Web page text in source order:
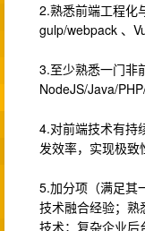
2.熟悉前端工程化
gulp/webpack 、
3.至少熟悉一门非
NodeJS/Java/
4.对前端技术有持
发效率，实现极致
5.加分项（满足其
技术融合经验；
技术；复杂企业后